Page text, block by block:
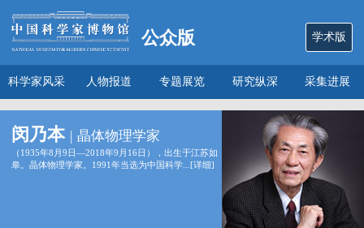
公众版 学术版
科学家风采 人物报道 专题展览 研究纵深 采集进展
闵乃本 | 晶体物理学家
（1935年8月9日—2018年9月16日），出生于江苏如
皋。晶体物理学家。1991年当选为中国科学...[详细]